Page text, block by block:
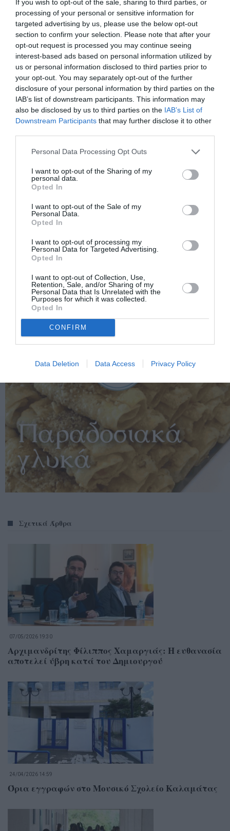
If you wish to opt-out of the sale, sharing to third parties, or
processing of your personal or sensitive information for
targeted advertising by us, please use the below opt-out
section to confirm your selection. Please note that after your
opt-out request is processed you may continue seeing
interest-based ads based on personal information utilized by
us or personal information disclosed to third parties prior to
your opt-out. You may separately opt-out of the further
disclosure of your personal information by third parties on the
IAB’s list of downstream participants. This information may
also be disclosed by us to third parties on the IAB’s List of
Downstream Participants that may further disclose it to other
Personal Data Processing Opt Outs
I want to opt-out of the Sharing of my
personal data.
Opted In
I want to opt-out of the Sale of my
Personal Data.
Opted In
I want to opt-out of processing my
Personal Data for Targeted Advertising.
Opted In
I want to opt-out of Collection, Use,
Retention, Sale, and/or Sharing of my
Personal Data that Is Unrelated with the
Purposes for which it was collected.
Opted In
CONFIRM
Data Deletion Data Access Privacy Policy
Facebook Twitter
Σχετικά Άρθρα
07/05/2026 19:30
Αρχιμανδρίτης Φίλιππος Χαμαργιάς: Η ευθανασία
αποτελεί ύβρη κατά του Δημιουργού
24/04/2026 14:59
Όρια εγγραφών στο Μουσικό Σχολείο Καλαμάτας